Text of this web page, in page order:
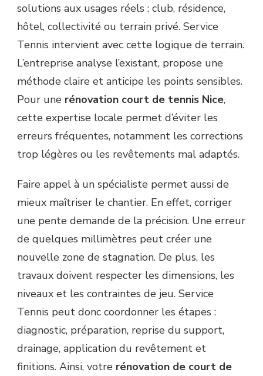
solutions aux usages réels : club, résidence,
hôtel, collectivité ou terrain privé. Service
Tennis intervient avec cette logique de terrain.
L’entreprise analyse l’existant, propose une
méthode claire et anticipe les points sensibles.
Pour une rénovation court de tennis Nice,
cette expertise locale permet d’éviter les
erreurs fréquentes, notamment les corrections
trop légères ou les revêtements mal adaptés.
Faire appel à un spécialiste permet aussi de
mieux maîtriser le chantier. En effet, corriger
une pente demande de la précision. Une erreur
de quelques millimètres peut créer une
nouvelle zone de stagnation. De plus, les
travaux doivent respecter les dimensions, les
niveaux et les contraintes de jeu. Service
Tennis peut donc coordonner les étapes :
diagnostic, préparation, reprise du support,
drainage, application du revêtement et
finitions. Ainsi, votre rénovation de court de